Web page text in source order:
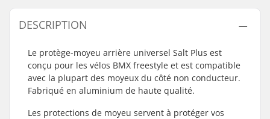
DESCRIPTION
Le protège-moyeu arrière universel Salt Plus est
conçu pour les vélos BMX freestyle et est compatible
avec la plupart des moyeux du côté non conducteur.
Fabriqué en aluminium de haute qualité.
Les protections de moyeu servent à protéger vos